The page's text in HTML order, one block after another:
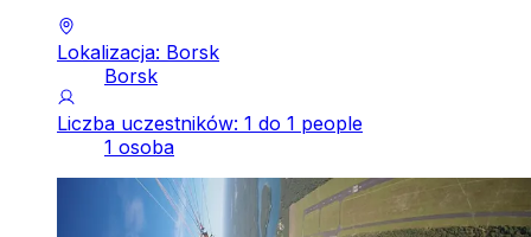
Lokalizacja: Borsk
Borsk
Liczba uczestników: 1 do 1 people
1 osoba